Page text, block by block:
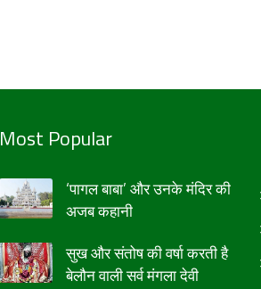
Most Popular
‘पागल बाबा’ और उनके मंदिर की
अजब कहानी
सुख और संतोष की वर्षा करती है
बेलौन वाली सर्व मंगला देवी